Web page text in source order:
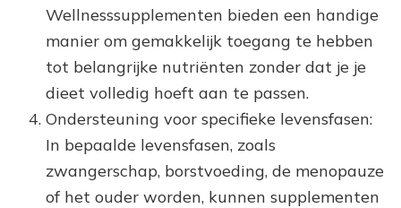
Wellnesssupplementen bieden een handige
manier om gemakkelijk toegang te hebben
tot belangrijke nutriënten zonder dat je je
dieet volledig hoeft aan te passen.
Ondersteuning voor specifieke levensfasen:
In bepaalde levensfasen, zoals
zwangerschap, borstvoeding, de menopauze
of het ouder worden, kunnen supplementen